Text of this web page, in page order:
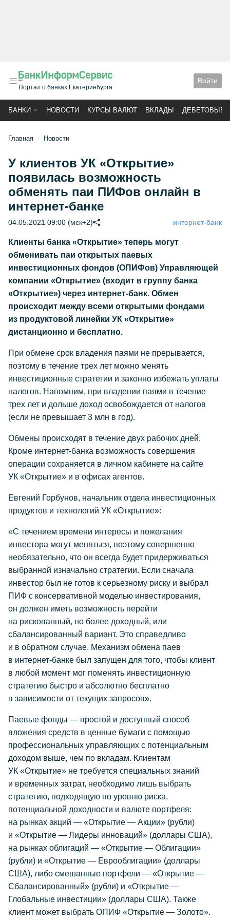
Портал о банках Екатеринбурга
Войти
БАНКИ НОВОСТИ КУРСЫ ВАЛЮТ ВКЛАДЫ ДЕБЕТОВЫЕ
Главная Новости
У клиентов УК «Открытие»
появилась возможность
обменять паи ПИФов онлайн в
интернет-банке
04.05.2021 09:00 (мск+2) интернет-банк
Клиенты банка «Открытие» теперь могут
обменивать паи открытых паевых
инвестиционных фондов (ОПИФов) Управляющей
компании «Открытие» (входит в группу банка
«Открытие») через интернет-банк. Обмен
происходит между всеми открытыми фондами
из продуктовой линейки УК «Открытие»
дистанционно и бесплатно.
При обмене срок владения паями не прерывается,
поэтому в течение трех лет можно менять
инвестиционные стратегии и законно избежать уплаты
налогов. Напомним, при владении паями в течение
трех лет и дольше доход освобождается от налогов
(если не превышает 3 млн в год).
Обмены происходят в течение двух рабочих дней.
Кроме интернет-банка возможность совершения
операции сохраняется в личном кабинете на сайте
УК «Открытие» и в офисах агентов.
Евгений Горбунов, начальник отдела инвестиционных
продуктов и технологий УК «Открытие»:
«С течением времени интересы и пожелания
инвестора могут меняться, поэтому совершенно
необязательно, что он всегда будет придерживаться
выбранной изначально стратегии. Если сначала
инвестор был не готов к серьезному риску и выбрал
ПИФ с консервативной моделью инвестирования,
он должен иметь возможность перейти
на рискованный, но более доходный, или
сбалансированный вариант. Это справедливо
и в обратном случае. Механизм обмена паев
в интернет-банке был запущен для того, чтобы клиент
в любой момент мог поменять инвестиционную
стратегию быстро и абсолютно бесплатно
в зависимости от текущих запросов».
Паевые фонды — простой и доступный способ
вложения средств в ценные бумаги с помощью
профессиональных управляющих с потенциальным
доходом выше, чем по вкладам. Клиентам
УК «Открытие» не требуется специальных знаний
и временных затрат, необходимо лишь выбрать
стратегию, подходящую по уровню риска,
потенциальной доходности и валюте портфеля:
на рынках акций — «Открытие — Акции» (рубли)
и «Открытие — Лидеры инноваций» (доллары США),
на рынках облигаций — «Открытие — Облигации»
(рубли) и «Открытие — Еврооблигации» (доллары
США), либо смешанные портфели — «Открытие —
Сбалансированный» (рубли) и «Открытие —
Глобальные инвестиции» (доллары США). Также
клиент может выбрать ОПИФ «Открытие — Золото».